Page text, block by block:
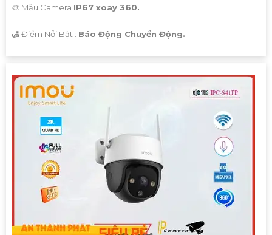
🎨 Mẫu Camera IP67 xoay 360.
️🛃 Điểm Nỗi Bật : Báo Động Chuyển Động.